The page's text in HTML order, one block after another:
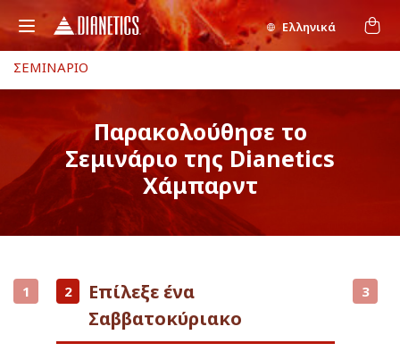
Ελληνικά
ΣΕΜΙΝΑΡΙΟ
Παρακολούθησε το
Σεμινάριο της Dianetics
Χάμπαρντ
1 2
Επίλεξε ένα
Σαββατοκύριακο
3